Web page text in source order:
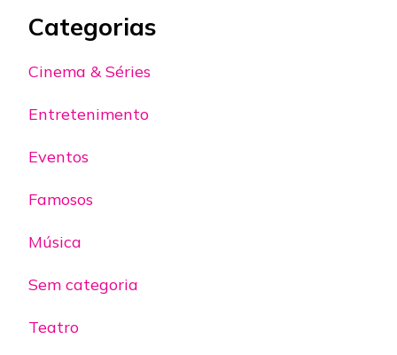
Categorias
Cinema & Séries
Entretenimento
Eventos
Famosos
Música
Sem categoria
Teatro